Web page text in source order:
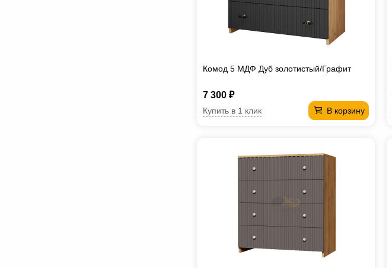
Комод 5 МДФ Дуб золотистый/Графит
7 300 ₽
В корзину
Купить в 1 клик